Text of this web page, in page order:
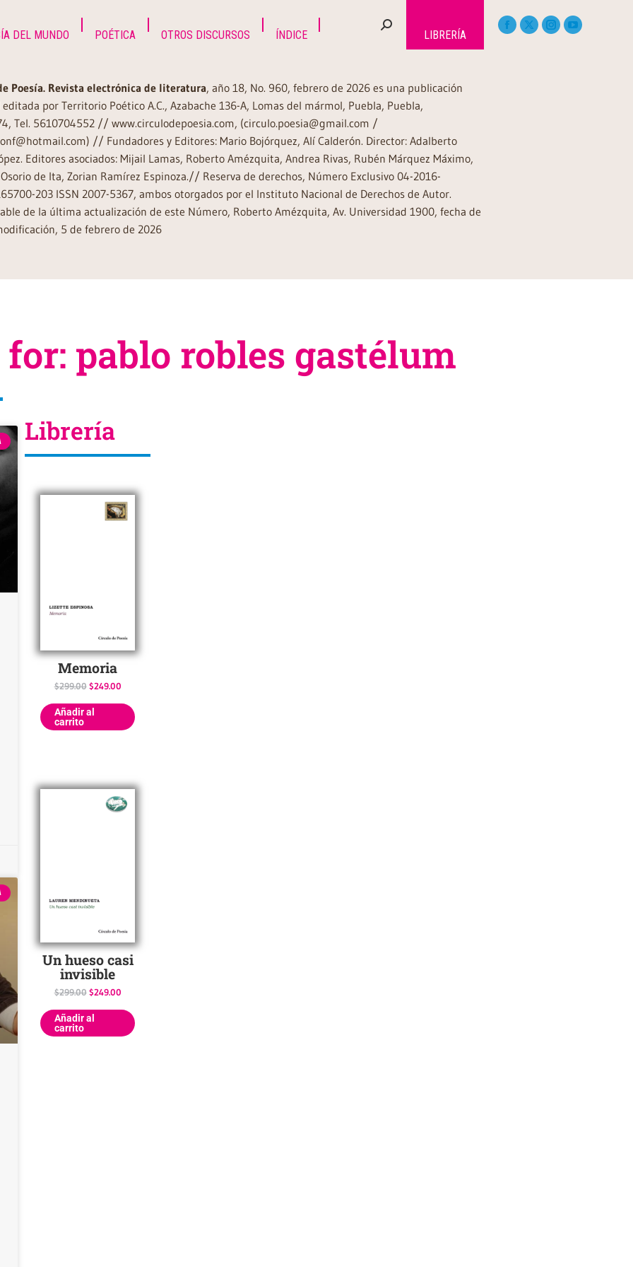
DEL MUNDO POÉTICA OTROS DISCURSOS ÍNDICE LIBRERÍA
pablo robles gastélum
Librería
Memoria
$299.00 $249.00
Añadir al
carrito
Un hueso casi
invisible
$299.00 $249.00
Añadir al
carrito
Poesía. Revista electrónica de literatura, año 18, No. 960, febrero de 2026 es una publicación
por Territorio Poético A.C., Azabache 136-A, Lomas del mármol, Puebla, Puebla,
Tel. 5610704552 // www.circulodepoesia.com, (circulo.poesia@gmail.com /
// Fundadores y Editores: Mario Bojórquez, Alí Calderón. Director: Adalberto
Editores asociados: Mijail Lamas, Roberto Amézquita, Andrea Rivas, Rubén Márquez Máximo,
de Ita, Zorian Ramírez Espinoza.// Reserva de derechos, Número Exclusivo 04-2016-
203 ISSN 2007-5367, ambos otorgados por el Instituto Nacional de Derechos de Autor.
de la última actualización de este Número, Roberto Amézquita, Av. Universidad 1900, fecha de
5 de febrero de 2026